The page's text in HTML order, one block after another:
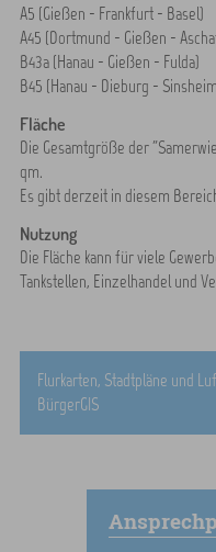
A5 (Gießen - Frankfurt - Basel)
A45 (Dortmund - Gießen -
B43a (Hanau - Gießen - Fulda)
B45 (Hanau - Dieburg -
Fläche
Die Gesamtgröße der
qm.
Es gibt derzeit in diesem
Nutzung
Die Fläche kann für viele
Tankstellen, Einzelhandel und
Flurkarten, Stadtpläne und
BürgerGIS